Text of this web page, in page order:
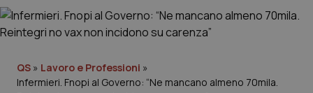
Governo e Parlamento
QS » Lavoro e Professioni »
Infermieri. Fnopi al Governo: “Ne mancano almeno 70mila.